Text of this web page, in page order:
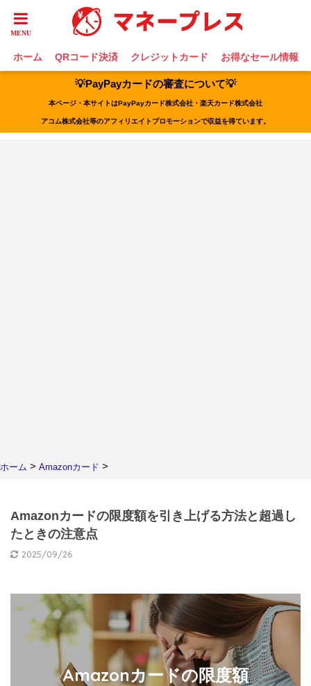
ホーム QRコード決済 クレジットカード お得なセール情報
💡PayPayカードの審査について💡
本ページ・本サイトはPayPayカード株式会社・楽天カード株式会社
アコム株式会社等のアフィリエイトプロモーションで収益を得ています。
ホーム > Amazonカード >
Amazonカードの限度額を引き上げる方法と超過し
たときの注意点
2025/09/26
Amazonカードの限度額